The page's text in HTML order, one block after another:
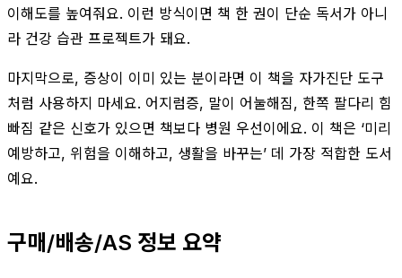
이해도를 높여줘요. 이런 방식이면 책 한 권이 단순 독서가 아니
라 건강 습관 프로젝트가 돼요.
마지막으로, 증상이 이미 있는 분이라면 이 책을 자가진단 도구
처럼 사용하지 마세요. 어지럼증, 말이 어눌해짐, 한쪽 팔다리 힘
빠짐 같은 신호가 있으면 책보다 병원 우선이에요. 이 책은 ‘미리
예방하고, 위험을 이해하고, 생활을 바꾸는’ 데 가장 적합한 도서
예요.
구매/배송/AS 정보 요약